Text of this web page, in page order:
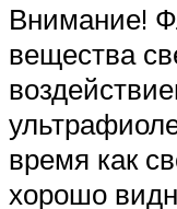
Внимание!
вещества
время как
хорошо